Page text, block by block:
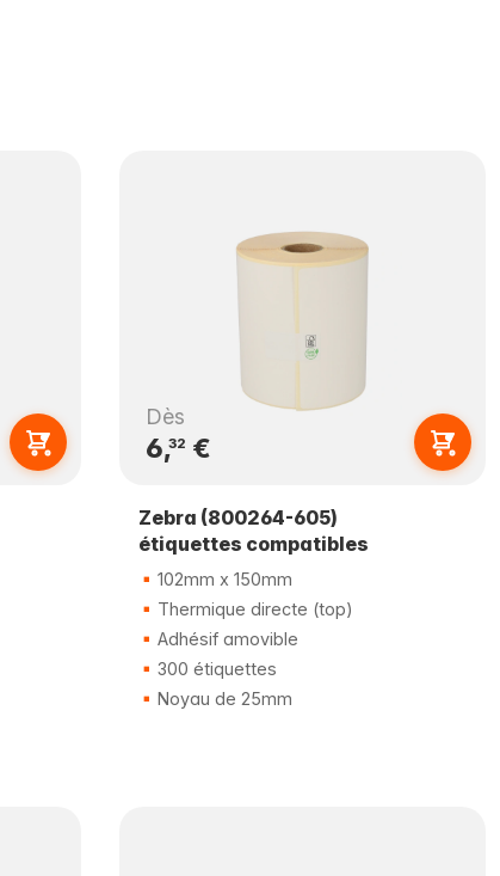
Dès
6,32 €
Zebra (800264-605)
étiquettes compatibles
102mm x 150mm
Thermique directe (top)
Adhésif amovible
300 étiquettes
Noyau de 25mm